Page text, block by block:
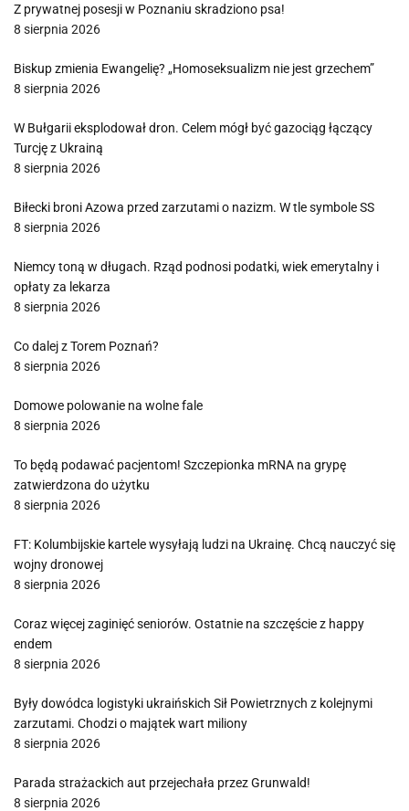
Z prywatnej posesji w Poznaniu skradziono psa!
8 sierpnia 2026
Biskup zmienia Ewangelię? „Homoseksualizm nie jest grzechem”
8 sierpnia 2026
W Bułgarii eksplodował dron. Celem mógł być gazociąg łączący
Turcję z Ukrainą
8 sierpnia 2026
Biłecki broni Azowa przed zarzutami o nazizm. W tle symbole SS
8 sierpnia 2026
Niemcy toną w długach. Rząd podnosi podatki, wiek emerytalny i
opłaty za lekarza
8 sierpnia 2026
Co dalej z Torem Poznań?
8 sierpnia 2026
Domowe polowanie na wolne fale
8 sierpnia 2026
To będą podawać pacjentom! Szczepionka mRNA na grypę
zatwierdzona do użytku
8 sierpnia 2026
FT: Kolumbijskie kartele wysyłają ludzi na Ukrainę. Chcą nauczyć się
wojny dronowej
8 sierpnia 2026
Coraz więcej zaginięć seniorów. Ostatnie na szczęście z happy
endem
8 sierpnia 2026
Były dowódca logistyki ukraińskich Sił Powietrznych z kolejnymi
zarzutami. Chodzi o majątek wart miliony
8 sierpnia 2026
Parada strażackich aut przejechała przez Grunwald!
8 sierpnia 2026